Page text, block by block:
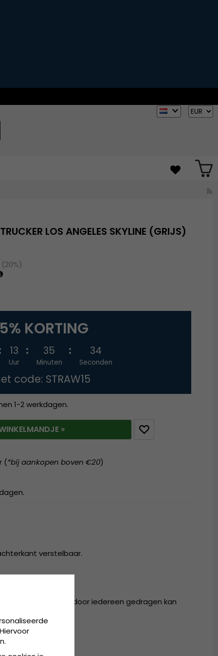
LOS ANGELES SKYLINE (GRIJS)
KORTING
13
Uur
35
Minuten
33
Seconden
code: STRAW15
1-2 werkdagen.
»
(*bij aankopen boven €20)
verstelbaar.
in één maat, die door iedereen gedragen kan